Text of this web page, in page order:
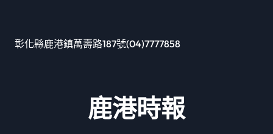
彰化縣鹿港鎮萬壽路187號(04)7777858
鹿港時報